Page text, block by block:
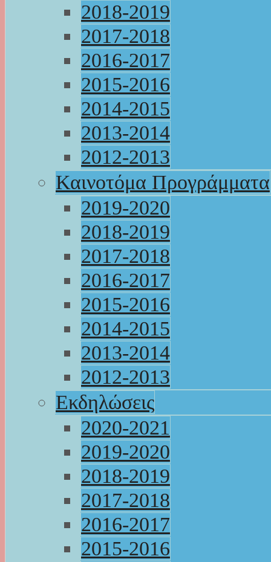
2018-2019
2017-2018
2016-2017
2015-2016
2014-2015
2013-2014
2012-2013
Καινοτόμα Προγράμματα
2019-2020
2018-2019
2017-2018
2016-2017
2015-2016
2014-2015
2013-2014
2012-2013
Εκδηλώσεις
2020-2021
2019-2020
2018-2019
2017-2018
2016-2017
2015-2016